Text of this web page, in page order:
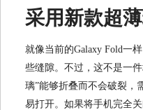
采用新款超
就像当前的Galaxy Fold一
些缝隙。不过，这不是一
璃”能够折叠而不会破裂，
易打开。如果将手机完全